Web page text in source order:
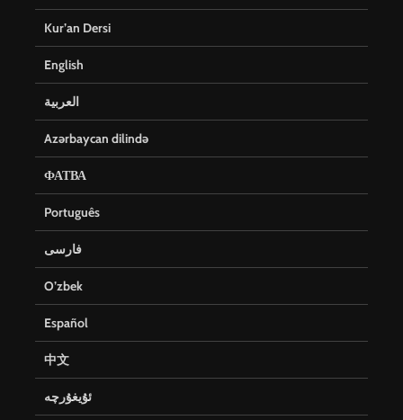
Kur’an Dersi
English
العربية
Azərbaycan dilində
ФАТВА
Português
فارسی
O’zbek
Español
中文
ئۇيغۇرچە